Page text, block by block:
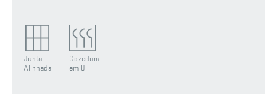
Junta
Alinhada
Cozedura
em U